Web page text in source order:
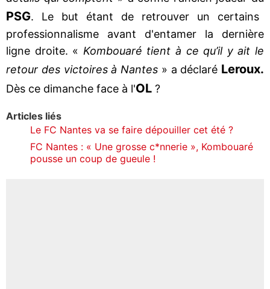
PSG. Le but étant de retrouver un certains
professionnalisme avant d'entamer la dernière
ligne droite. « Kombouaré tient à ce qu’il y ait le
retour des victoires à Nantes » a déclaré Leroux.
Dès ce dimanche face à l'OL ?
Articles liés
Le FC Nantes va se faire dépouiller cet été ?
FC Nantes : « Une grosse c*nnerie », Kombouaré
pousse un coup de gueule !